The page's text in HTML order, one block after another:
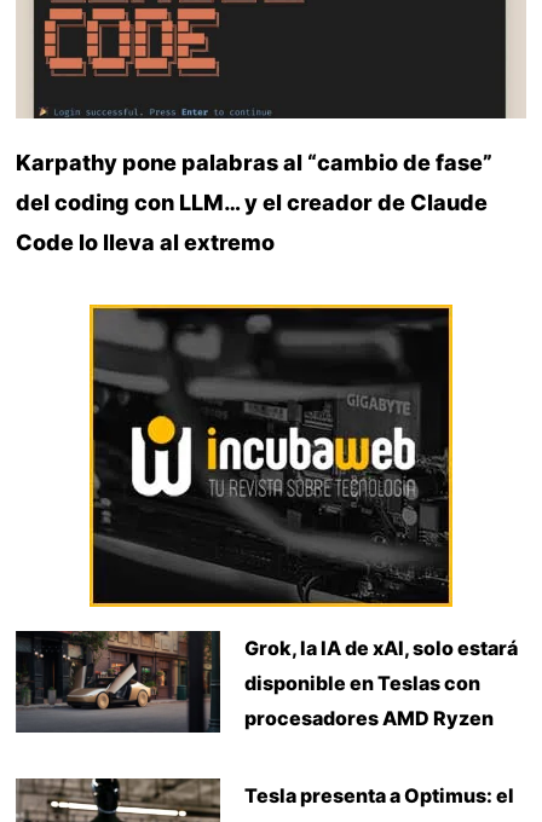
Karpathy pone palabras al “cambio de fase”
del coding con LLM… y el creador de Claude
Code lo lleva al extremo
Grok, la IA de xAI, solo estará
disponible en Teslas con
procesadores AMD Ryzen
Tesla presenta a Optimus: el